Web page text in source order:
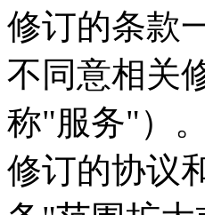
修订的条款
不同意相关
称"服务"）
修订的协议